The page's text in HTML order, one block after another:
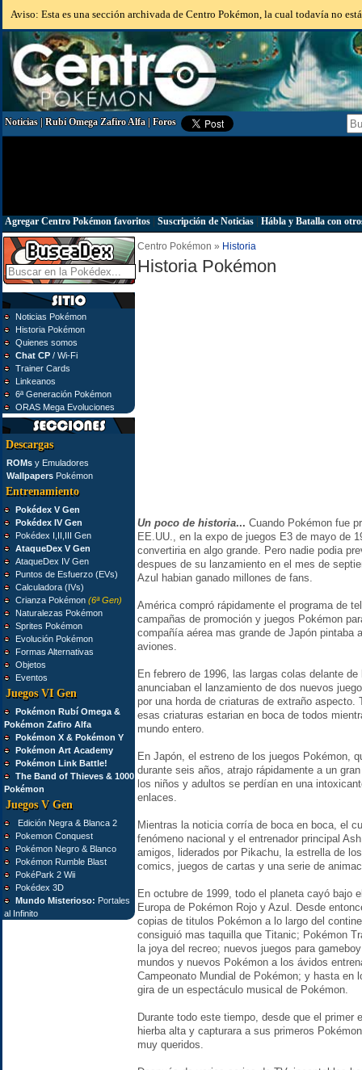
Aviso: Esta es una sección archivada de Centro Pokémon, la cual todavía no
Noticias|Rubí Omega Zafiro Alfa|Foros
Agregar Centro Pokémon favoritos Suscripción de Noticias Hábla y Batalla con
Noticias Pokémon
Historia Pokémon
Quienes somos
Chat CP / Wi-Fi
Trainer Cards
Linkeanos
6ª Generación Pokémon
ORAS Mega Evoluciones
Descargas
ROMs y Emuladores
Wallpapers Pokémon
Entrenamiento
Pokédex V Gen
Pokédex IV Gen
Pokédex I,II,III Gen
AtaqueDex V Gen
AtaqueDex IV Gen
Puntos de Esfuerzo (EVs)
Calculadora (IVs)
Crianza Pokémon (6ª Gen)
Naturalezas Pokémon
Sprites Pokémon
Evolución Pokémon
Formas Alternativas
Objetos
Eventos
Juegos VI Gen
Pokémon Rubí Omega &
Pokémon Zafiro Alfa
Pokémon X & Pokémon Y
Pokémon Art Academy
Pokémon Link Battle!
The Band of Thieves & 1000
Pokémon
Juegos V Gen
Edición Negra & Blanca 2
Pokemon Conquest
Pokémon Negro & Blanco
Pokémon Rumble Blast
PokéPark 2 Wii
Pokédex 3D
Mundo Misterioso: Portales
al Infinito
Centro Pokémon » Historia
Historia Pokémon
Un poco de historia... Cuando Pokémon fue
EE.UU., en la expo de juegos E3 de mayo de
convertiria en algo grande. Pero nadie podia
despues de su lanzamiento en el mes de
Azul habian ganado millones de fans.
América compró rápidamente el programa de
campañas de promoción y juegos Pokémon
compañía aérea mas grande de Japón pintaba
aviones.
En febrero de 1996, las largas colas delante
anunciaban el lanzamiento de dos nuevos
por una horda de criaturas de extraño
esas criaturas estarian en boca de todos
mundo entero.
En Japón, el estreno de los juegos Pokémon,
durante seis años, atrajo rápidamente a un
los niños y adultos se perdían en una
enlaces.
Mientras la noticia corría de boca en boca, el
fenómeno nacional y el entrenador principal
amigos, liderados por Pikachu, la estrella de
comics, juegos de cartas y una serie de
En octubre de 1999, todo el planeta cayó bajo
Europa de Pokémon Rojo y Azul. Desde
copias de titulos Pokémon a lo largo del
consiguió mas taquilla que Titanic; Pokémon
la joya del recreo; nuevos juegos para
mundos y nuevos Pokémon a los ávidos
Campeonato Mundial de Pokémon; y hasta en
gira de un espectáculo musical de Pokémon.
Durante todo este tiempo, desde que el primer
hierba alta y capturara a sus primeros
muy queridos.